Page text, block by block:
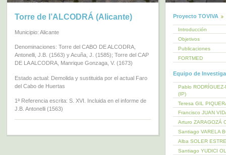
Torre de l’ALCODRÁ (Alicante)
Municipio: Alicante
Denominaciones: Torre del CABO DE ALCODRA,
Antonelli, J.B. (1563) y Acuña, J. (1585); Torre del CAP
DE LA ALCODRA, Manrique Gonzaga, V. (1673)
Estado actual: Demolida y sustituida por el actual Faro
del Cabo de Huertas
1ª Referencia escrita: S. XVI. Incluida en el informe de
J.B. Antonelli (1563)
Proyecto TOVIVA
Introducción
Objetivos
Publicaciones
FORTMED
Equipo de
Pablo RODRÍGUEZ-
(IP)
Teresa GIL
Francisco JUAN
Arturo ZARAGOZÁ
Santiago VARELA
Alba SOLER
Santiago YUDICI